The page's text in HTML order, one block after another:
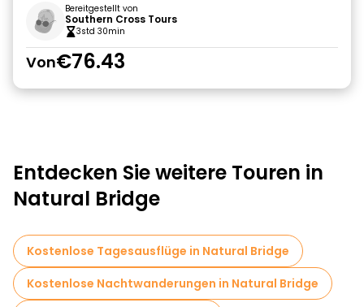
Bereitgestellt von
Southern Cross Tours
3std 30min
Von€76.43
Entdecken Sie weitere Touren in
Natural Bridge
Kostenlose Tagesausflüge in Natural Bridge
Kostenlose Nachtwanderungen in Natural Bridge